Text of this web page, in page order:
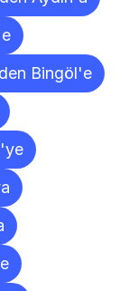
Bingöl'e